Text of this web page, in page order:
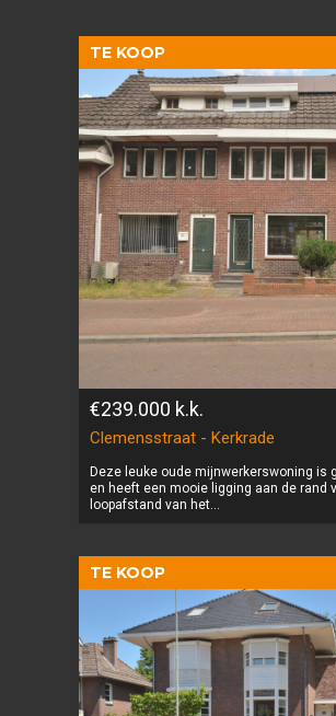
TE KOOP
€239.000 k.k.
Clemensstraat - Kerkrade
Deze leuke oude mijnwerkerswoning is
en heeft een mooie ligging aan de rand
loopafstand van het...
TE KOOP